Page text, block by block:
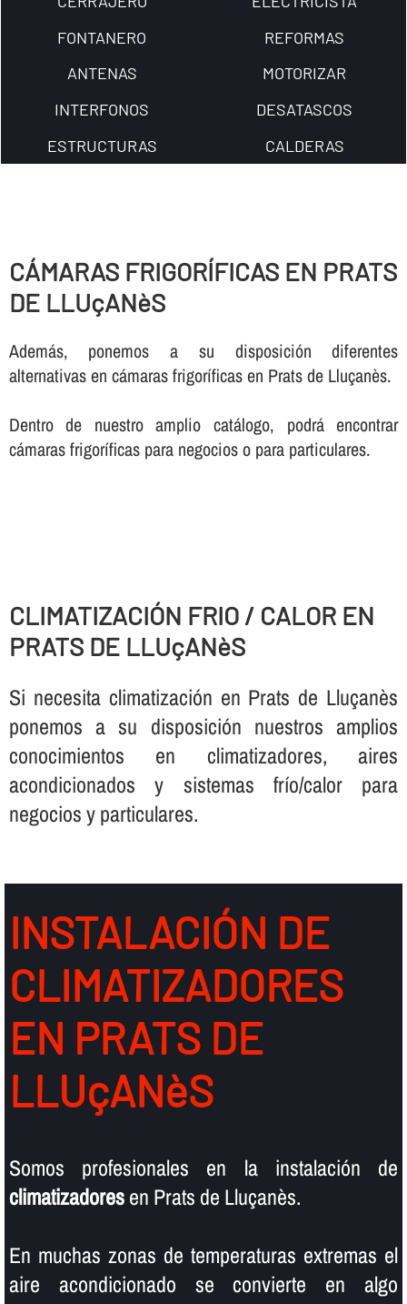
FONTANERO
REFORMAS
ANTENAS
MOTORIZAR
INTERFONOS
DESATASCOS
ESTRUCTURAS
CALDERAS
CÁMARAS FRIGORÍ­FICAS EN PRATS
DE LLUçANèS
Además, ponemos a su disposición diferentes
alternativas en cámaras frigorí­ficas en Prats de Lluçanès.
Dentro de nuestro amplio catálogo, podrá encontrar
cámaras frigorí­ficas para negocios o para particulares.
CLIMATIZACIÓN FRIO / CALOR EN
PRATS DE LLUçANèS
Si necesita climatización en Prats de Lluçanès
ponemos a su disposición nuestros amplios
conocimientos en climatizadores, aires
acondicionados y sistemas frí­o/calor para
negocios y particulares.
INSTALACIÓN DE
CLIMATIZADORES
EN PRATS DE
LLUçANèS
Somos profesionales en la instalación de
climatizadoresen Prats de Lluçanès.
En muchas zonas de temperaturas extremas el
aire acondicionado se convierte en algo